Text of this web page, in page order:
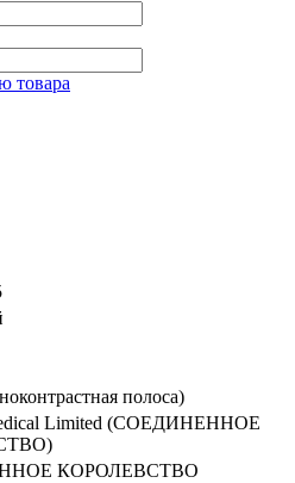
товара
полоса)
Limited (СОЕДИНЕННОЕ
КОРОЛЕВСТВО